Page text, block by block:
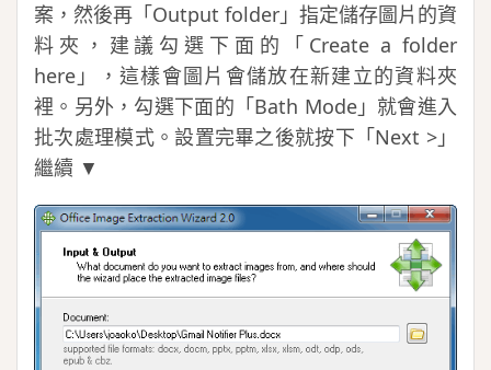
案，然後再「Output folder」指定儲存圖片的資
料夾，建議勾選下面的「Create a folder
here」，這樣會圖片會儲放在新建立的資料夾
裡。另外，勾選下面的「Bath Mode」就會進入
批次處理模式。設置完畢之後就按下「Next >」
繼續 ▼